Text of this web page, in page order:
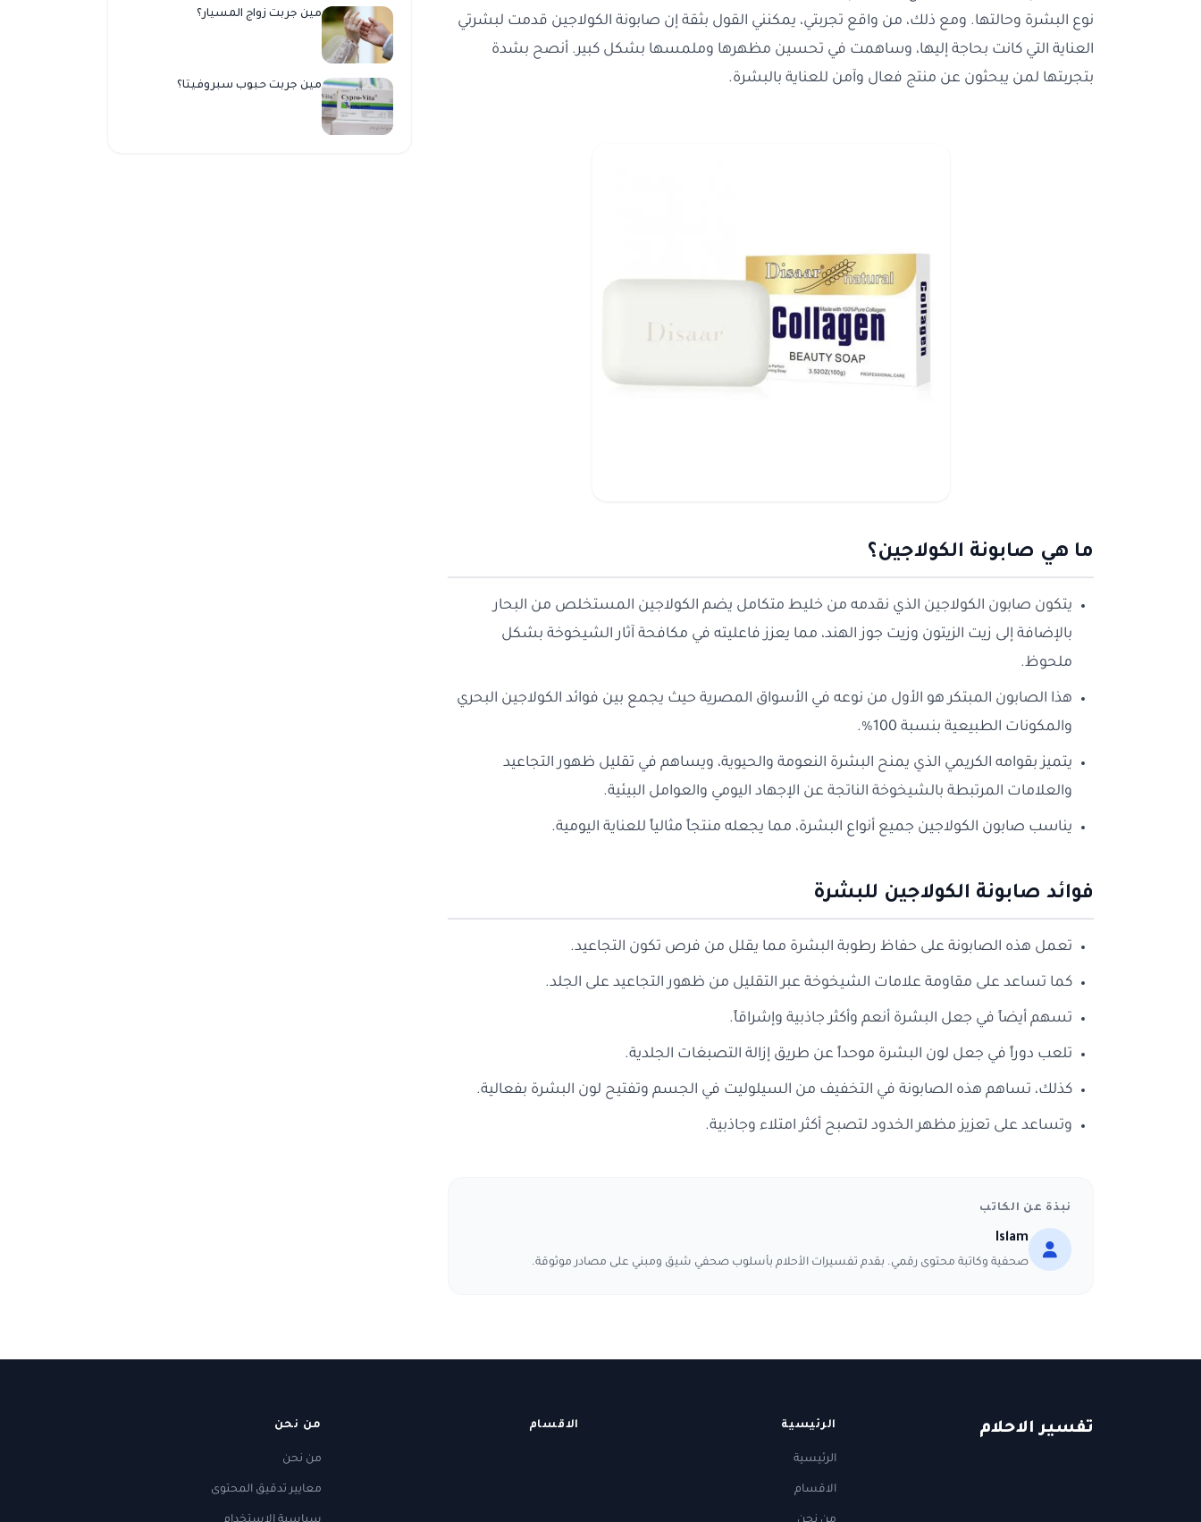
نوع البشرة وحالتها. ومع ذلك، من واقع تجربتي، يمكنني القول بثقة إن صابونة الكولاجين قدمت لبشرتي
العناية التي كانت بحاجة إليها، وساهمت في تحسين مظهرها وملمسها بشكل كبير. أنصح بشدة
بتجربتها لمن يبحثون عن منتج فعال وآمن للعناية بالبشرة.
ما هي صابونة الكولاجين؟
يتكون صابون الكولاجين الذي نقدمه من خليط متكامل يضم الكولاجين المستخلص من البحار
بالإضافة إلى زيت الزيتون وزيت جوز الهند، مما يعزز فاعليته في مكافحة آثار الشيخوخة بشكل
ملحوظ.
هذا الصابون المبتكر هو الأول من نوعه في الأسواق المصرية حيث يجمع بين فوائد الكولاجين البحري
والمكونات الطبيعية بنسبة 100%.
يتميز بقوامه الكريمي الذي يمنح البشرة النعومة والحيوية، ويساهم في تقليل ظهور التجاعيد
والعلامات المرتبطة بالشيخوخة الناتجة عن الإجهاد اليومي والعوامل البيئية.
يناسب صابون الكولاجين جميع أنواع البشرة، مما يجعله منتجاً مثالياً للعناية اليومية.
فوائد صابونة الكولاجين للبشرة
تعمل هذه الصابونة على حفاظ رطوبة البشرة مما يقلل من فرص تكون التجاعيد.
كما تساعد على مقاومة علامات الشيخوخة عبر التقليل من ظهور التجاعيد على الجلد.
تسهم أيضاً في جعل البشرة أنعم وأكثر جاذبية وإشراقاً.
تلعب دوراً في جعل لون البشرة موحداً عن طريق إزالة التصبغات الجلدية.
كذلك، تساهم هذه الصابونة في التخفيف من السيلوليت في الجسم وتفتيح لون البشرة بفعالية.
وتساعد على تعزيز مظهر الخدود لتصبح أكثر امتلاء وجاذبية.
نبذة عن الكاتب
Islam
صحفية وكاتبة محتوى رقمي. بقدم تفسيرات الأحلام بأسلوب صحفي شيق ومبني على مصادر موثوقة.
مين جربت زواج المسيار؟
مين جربت حبوب سبروفيتا؟
تفسير الاحلام الرئيسية
الرئيسية
الاقسام
الاقسام من نحن
من نحن
معايير تدقيق المحتوى